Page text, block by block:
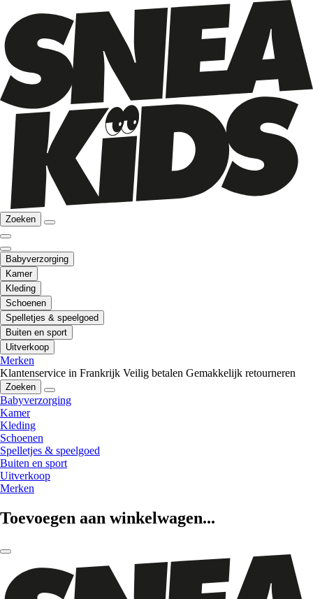
Zoeken
Babyverzorging
Kamer
Kleding
Schoenen
Spelletjes & speelgoed
Buiten en sport
Uitverkoop
Merken
Klantenservice in Frankrijk Veilig betalen Gemakkelijk retourneren
Zoeken
Babyverzorging
Kamer
Kleding
Schoenen
Spelletjes & speelgoed
Buiten en sport
Uitverkoop
Merken
Toevoegen aan winkelwagen...